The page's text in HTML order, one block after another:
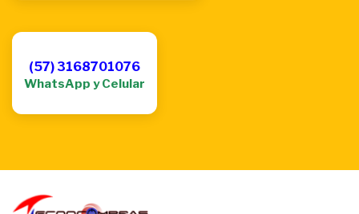
(57) 3168701076
WhatsApp y Celular